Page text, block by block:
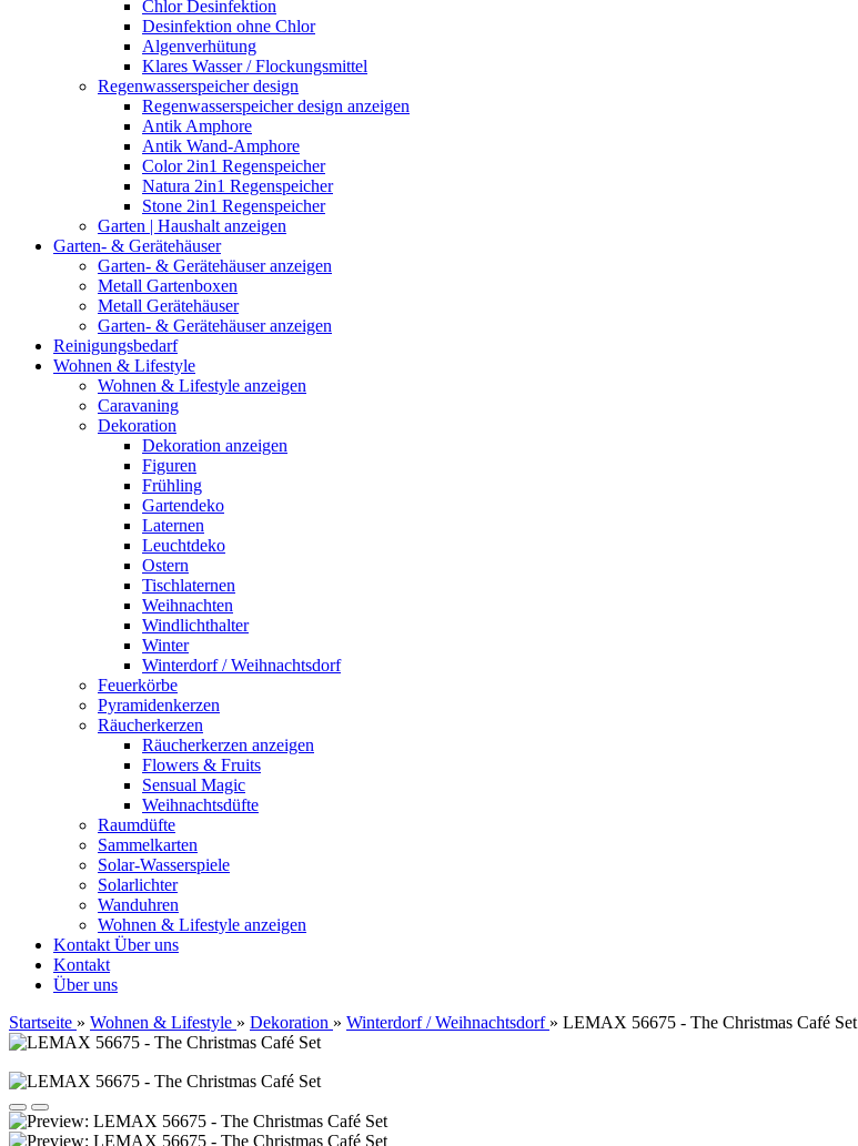
Chlor Desinfektion
Desinfektion ohne Chlor
Algenverhütung
Klares Wasser / Flockungsmittel
Regenwasserspeicher design
Regenwasserspeicher design anzeigen
Antik Amphore
Antik Wand-Amphore
Color 2in1 Regenspeicher
Natura 2in1 Regenspeicher
Stone 2in1 Regenspeicher
Garten | Haushalt anzeigen
Garten- & Gerätehäuser
Garten- & Gerätehäuser anzeigen
Metall Gartenboxen
Metall Gerätehäuser
Garten- & Gerätehäuser anzeigen
Reinigungsbedarf
Wohnen & Lifestyle
Wohnen & Lifestyle anzeigen
Caravaning
Dekoration
Dekoration anzeigen
Figuren
Frühling
Gartendeko
Laternen
Leuchtdeko
Ostern
Tischlaternen
Weihnachten
Windlichthalter
Winter
Winterdorf / Weihnachtsdorf
Feuerkörbe
Pyramidenkerzen
Räucherkerzen
Räucherkerzen anzeigen
Flowers & Fruits
Sensual Magic
Weihnachtsdüfte
Raumdüfte
Sammelkarten
Solar-Wasserspiele
Solarlichter
Wanduhren
Wohnen & Lifestyle anzeigen
Kontakt Über uns
Kontakt
Über uns
Startseite » Wohnen & Lifestyle » Dekoration » Winterdorf / Weihnachtsdorf » LEMAX 56675 - The Christmas Café Set